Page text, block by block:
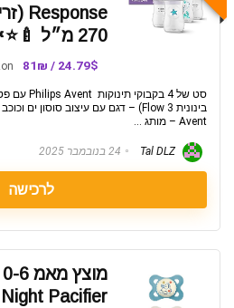
270 מ״ל 🍼⭐🐠
24.79$ / 81₪
Avent – מותג ...
Tal DLZ 24 בנובמבר 2025
לרכישה
Pacifier